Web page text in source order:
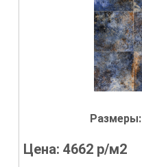
Размеры:
Цена:4662 р/м2